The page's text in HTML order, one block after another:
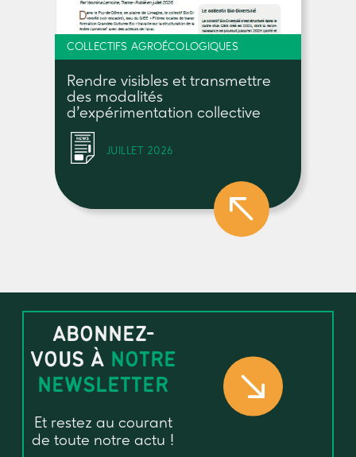
COLLECTIFS AGROÉCOLOGIQUES
Rendre visibles et transmettre
des modalités
d’expérimentation collective
JUILLET 2026
ABONNEZ-
VOUS À NOTRE
NEWSLETTER
Et restez au courant
de toute notre actu !